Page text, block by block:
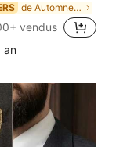
de Automne vintage Broche pour homme
vendus
an